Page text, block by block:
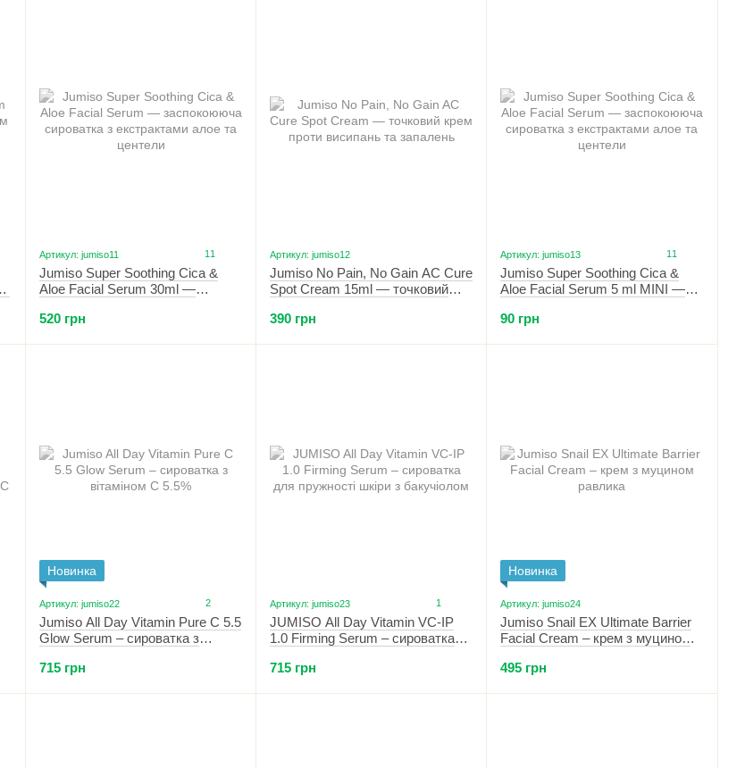
Артикул: jumiso11 11
Jumiso Super Soothing Cica &
Aloe Facial Serum 30ml —
екстрактами алое та центели 30
520 грн
Артикул: jumiso12
Jumiso No Pain, No Gain AC Cure
Spot Cream 15ml — точковий
запалень 15 мл
390 грн
Артикул: jumiso13 11
Jumiso Super Soothing Cica &
Aloe Facial Serum 5 ml MINI —
екстрактами алое та центели 5
90 грн
Новинка
Артикул: jumiso22 2
Jumiso All Day Vitamin Pure C 5.5
Glow Serum – сироватка з
715 грн
Артикул: jumiso23 1
JUMISO All Day Vitamin VC-IP
1.0 Firming Serum – сироватка
бакучіолом 30 мл
715 грн
Новинка
Артикул: jumiso24
Jumiso Snail EX Ultimate Barrier
Facial Cream – крем з муцином
495 грн